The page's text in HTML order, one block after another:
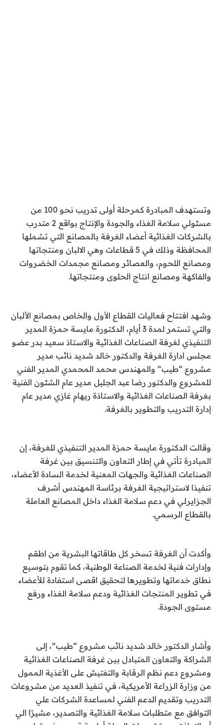
وتستهدف المبادرة كمرحلة أولى تدريب نحو 100 من
مسئولي سلامة الغذاء والجودة والإنتاج بواقع 2 متدرب
بالشركات الغذائية أعضاء الغرفة بالمصانع التي تشملها
المحافظة وذلك في 5 قطاعات وهي الالبان ومنتجاتها
ومصانع اللحوم، والعصائر ومصانع مجمدات الخضروات
والفاكهة ومصانع انتاج الحلوى ومنتجاتها.
وشهد افتتاح فعاليات القطاع الأول والخاص بمصانع الألبان
والتي تستمر لمدة 3 أيام، الدكتورة مايسة حمزة المدير
التنفيذي لغرفة الصناعات الغذائية والاستاذ سعيد بدر عضو
مجلس ادارة الغرفة والدكتور خالد شديد نائب مدير
مشروع “طيب” والمهندس محمد المحمدي المدير الفني
للمشروع والدكتور رضا عبد الجليل مدير عام الشئون الفنية
بغرفة الصناعات الغذائية والاستاذة ريهام غازي مدير عام
إدارة التدريب والتطوير بالغرفة.
وقالت الدكتورة مايسة حمزة المدير التنفيذي للغرفة، إن
المبادرة تأتي في إطار التعاون والتنسيق بين غرفة
الصناعات الغذائية والجهات المعنية لخدمة السادة الأعضاء،
تنفيذا لاستراتيجية الغرفة برئاسة المهندس أشرف
الجزايرلي في دعم سلامة الغذاء داخل المصانع العاملة
بالقطاع الرسمي.
وأكدت أن الغرفة تسخر كل طاقاتها البشرية من اطقم
وإدارات فنية لخدمة الصناعة الوطنية، كما تقوم بتوسيع
نطاق خدماتها وتطويرها لتحقيق اقصى استفادة للأعضاء
في تطوير المنتجات الغذائية ودعم سلامة الغذاء ورفع
مستوى الجودة.
وأشار الدكتور خالد شديد نائب مشروع “طيب”، إلى
الشراكة والتعاون المتبادل بين غرفة الصناعات الغذائية
ومشروع دعم نظم الرقابة والتفتيش على الأغذية الممول
من وزارة الزراعة الأمريكية، في تنفيذ العديد من مشروعات
التدريب وتقديم الدعم الفني لمساعدة الشركات علي
التوافق مع متطلبات سلامة الغذائية والتصدير، مشيرًا الي